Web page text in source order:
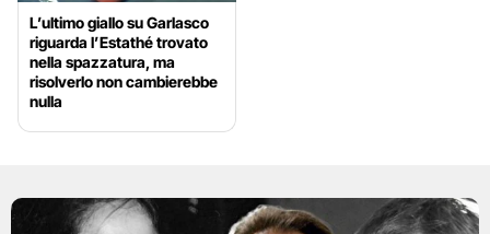
L’ultimo giallo su Garlasco
riguarda l’Estathé trovato
nella spazzatura, ma
risolverlo non cambierebbe
nulla